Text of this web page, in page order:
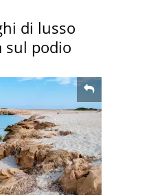
di lusso
sul podio